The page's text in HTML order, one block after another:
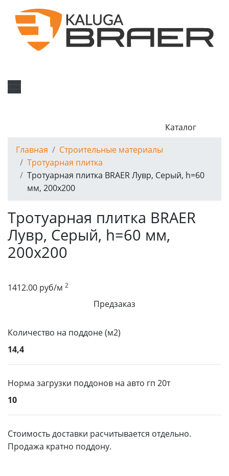
Каталог
Главная
Строительные материалы
Тротуарная плитка
Тротуарная плитка BRAER Лувр, Серый, h=60
мм, 200x200
Тротуарная плитка BRAER
Лувр, Серый, h=60 мм,
200x200
1412.00 руб/м 2
Предзаказ
Количество на поддоне (м2)
14,4
Норма загрузки поддонов на авто гп 20т
10
Стоимость доставки расчитывается отдельно.
Продажа кратно поддону.